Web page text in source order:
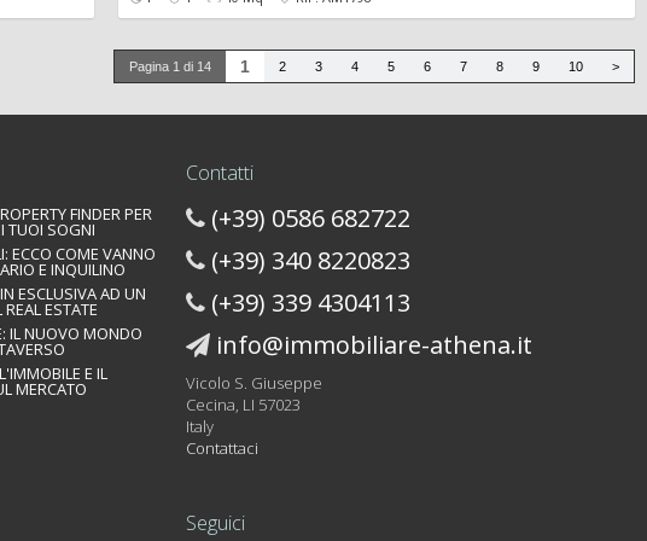
Pagina 1 di 14 1 2 3 4 5 6 7 8 9 10 >
FINDER PER
TUOI SOGNI
ECCO COME VANNO
E INQUILINO
ESCLUSIVA AD UN
ESTATE
IL NUOVO MONDO
E IL
MERCATO
Contatti
(+39) 0586 682722
(+39) 340 8220823
(+39) 339 4304113
info@immobiliare-athena.it
Vicolo S. Giuseppe
Cecina, LI 57023
Italy
Contattaci
Seguici